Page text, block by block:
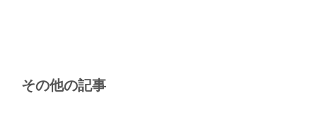
その他の記事